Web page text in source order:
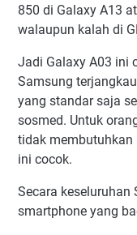
850 di Galaxy A13
walaupun kalah di
Jadi Galaxy A03 ini
Samsung
yang standar saja
sosmed. Untuk
tidak membutuhkan
ini cocok.
Secara keseluruhan
smartphone yang